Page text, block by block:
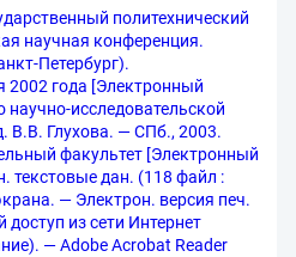
политехнический
научная конференция.
Петербург).
2002 года [Электронный
исследовательской
В.В. Глухова. — СПб., 2003.
факультет [Электронный
текстовые дан. (118 файл :
— Электрон. версия печ.
из сети Интернет
— Adobe Acrobat Reader